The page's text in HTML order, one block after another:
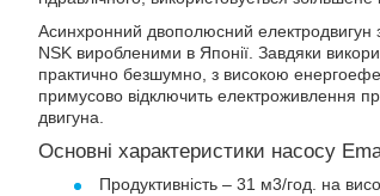
Асинхронний двополюсний електродвигун
NSK виробленими в Японії. Завдяки
практично безшумно, з високою
примусово відключить електроживлення
двигуна.
Основні характеристики насосу
Продуктивність – 31 м3/год. на